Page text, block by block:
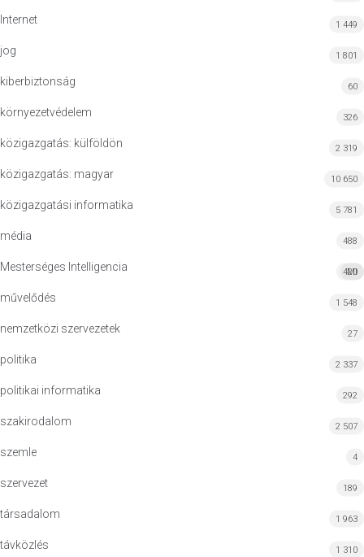
Internet 1 449
jog 1 801
kiberbiztonság 60
környezetvédelem 326
közigazgatás: külföldön 2 319
közigazgatás: magyar 10 650
közigazgatási informatika 5 781
média 488
Mesterséges Intelligencia MI
420
művelődés 1 548
nemzetközi szervezetek 27
politika 2 337
politikai informatika 292
szakirodalom 2 507
szemle 4
szervezet 189
társadalom 1 963
távközlés 1 310